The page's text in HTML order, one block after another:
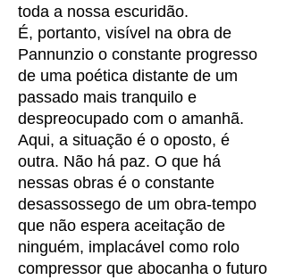
toda a nossa escuridão.
É, portanto, visível na obra de
Pannunzio o constante progresso
de uma poética distante de um
passado mais tranquilo e
despreocupado com o amanhã.
Aqui, a situação é o oposto, é
outra. Não há paz. O que há
nessas obras é o constante
desassossego de um obra-tempo
que não espera aceitação de
ninguém, implacável como rolo
compressor que abocanha o futuro